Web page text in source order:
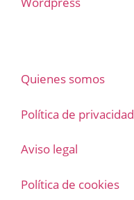
Quienes somos
Política de privacidad
Aviso legal
Política de cookies